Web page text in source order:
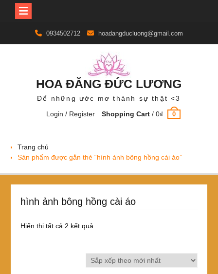
content
0934502712 hoadangducluong@gmail.com
HOA ĐĂNG ĐỨC LƯƠNG
Để những ước mơ thành sự thật <3
Login / Register
Shopping Cart /0₫ 0
Trang chủ
Sản phẩm được gắn thẻ “hình ảnh bông hồng cài áo”
hình ảnh bông hồng cài áo
Hiển thị tất cả 2 kết quảĐã
theo
mới